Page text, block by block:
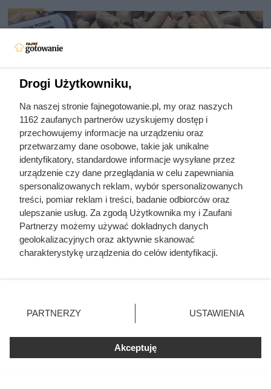
Na ile naprawdę wystarcza tona
pelletu? Prosty przelicznik dla
domu 140 m²
Drogi Użytkowniku,
Na naszej stronie fajnegotowanie.pl, my oraz naszych
1162 zaufanych partnerów uzyskujemy dostęp i
przechowujemy informacje na urządzeniu oraz
przetwarzamy dane osobowe, takie jak unikalne
identyfikatory, standardowe informacje wysyłane przez
urządzenie czy dane przeglądania w celu zapewniania
spersonalizowanych reklam, wybór spersonalizowanych
treści, pomiar reklam i treści, badanie odbiorców oraz
ulepszanie usług. Za zgodą Użytkownika my i Zaufani
Partnerzy możemy używać dokładnych danych
geolokalizacyjnych oraz aktywnie skanować
charakterystykę urządzenia do celów identyfikacji.
zmienić/wycofać klikając przycisk ustawień prywatności
znajdujący się w lewym dolnym rogu strony
rodzaje przetwarzania danych nie wymagają zgody
użytkownika, ale masz prawo sprzeciwić się takiemu
przetwarzaniu. Preferencje będą miały zastosowania tylko
PARTNERZY USTAWIENIA
Akceptuję